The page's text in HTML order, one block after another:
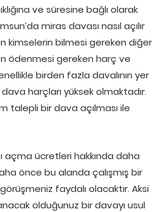
ve süresine bağlı olarak
miras davası nasıl açılır
kimselerin bilmesi gereken diğer
ödenmesi gereken harç ve
birden fazla davalının yer
dava harçları yüksek olmaktadır.
talepli bir dava açılması ile
açma ücretleri hakkında daha
önce bu alanda çalışmış bir
faydalı olacaktır. Aksi
olduğunuz bir davayı usul